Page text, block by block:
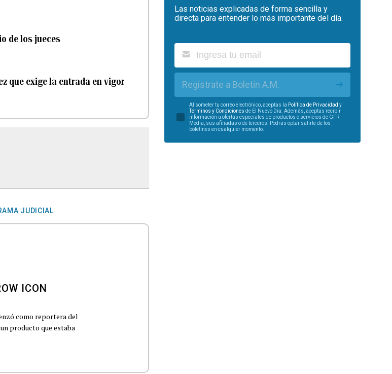
de los jueces
que exige la entrada en vigor
JUDICIAL
como reportera del
producto que estaba
Las noticias explicadas de forma sencilla y
directa para entender lo más importante del día.
Regístrate a Boletín A.M.
Al someter tu correo electrónico, aceptas la Política de Privacidad y
Términos y Condiciones de El Nuevo Día. Además, aceptas recibir
información u ofertas especiales de productos o servicios de GFR
Media, sus afiliadas o de terceros. Podrás optar salirte de los
boletines en cualquier momento.